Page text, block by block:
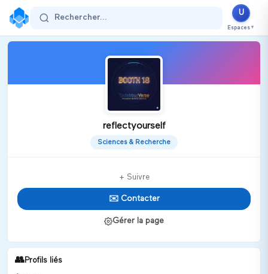
Rechercher...
U
Espaces ▼
reflectyourself
Sciences & Recherche
+ Suivre
✉️ Contacter
Gérer la page
👥Profils liés